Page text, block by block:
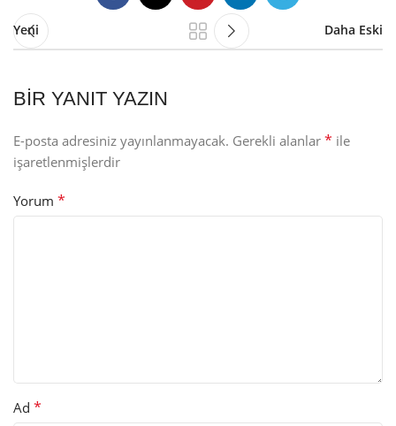
Yeni Daha Eski
BIR YANIT YAZIN
E-posta adresiniz yayınlanmayacak. Gerekli alanlar * ile
işaretlenmişlerdir
Yorum *
Ad *